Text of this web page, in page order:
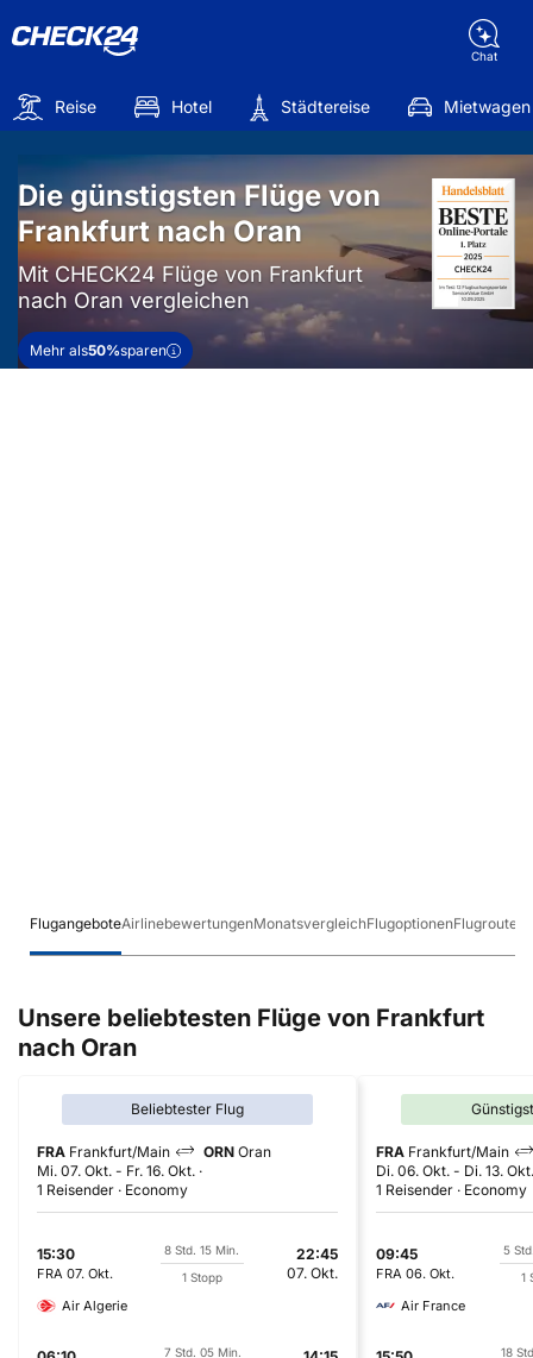
Chat
Reise Hotel Städtereise Mietwagen
Die günstigsten Flüge von
Frankfurt nach Oran
Mit CHECK24 Flüge von Frankfurt
nach Oran vergleichen
Mehr als50%sparen
FlugangeboteAirlinebewertungenMonatsvergleichFlugoptionenFlugrouten
Unsere beliebtesten Flüge von Frankfurt
nach Oran
Beliebtester Flug
FRA Frankfurt/Main ORN Oran
Mi. 07. Okt. - Fr. 16. Okt.
1 Reisender
Economy
15:30
FRA 07. Okt.
8 Std. 15 Min.
1 Stopp
22:45
07. Okt.
Air Algerie
7 Std. 05 Min.
FRA Frankfurt/Main
Di. 06. Okt. - Di. 13. Okt.
1 Reisender
Economy
09:45
FRA 06. Okt.
5
1
Air France
18